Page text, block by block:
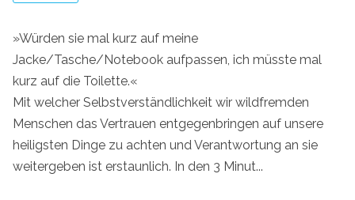
»Würden sie mal kurz auf meine
Jacke/Tasche/Notebook aufpassen, ich müsste mal
kurz auf die Toilette.«
Mit welcher Selbstverständlichkeit wir wildfremden
Menschen das Vertrauen entgegenbringen auf unsere
heiligsten Dinge zu achten und Verantwortung an sie
weitergeben ist erstaunlich. In den 3 Minut...